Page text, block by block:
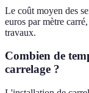
Le coût moyen des
euros par mètre
travaux.
Combien de
carrelage ?